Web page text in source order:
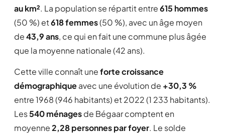
au km². La population se répartit entre615 hommes
(50 %) et618 femmes(50 %), avec un âge moyen
de43,9 ans, ce qui en fait une commune plus âgée
que la moyenne nationale (42 ans).
Cette ville connaît uneforte croissance
démographiqueavec une évolution de +30,3 %
entre 1968 (946 habitants) et 2022 (1 233 habitants).
Les540 ménagesde Bégaar comptent en
moyenne2,28 personnes par foyer. Le solde